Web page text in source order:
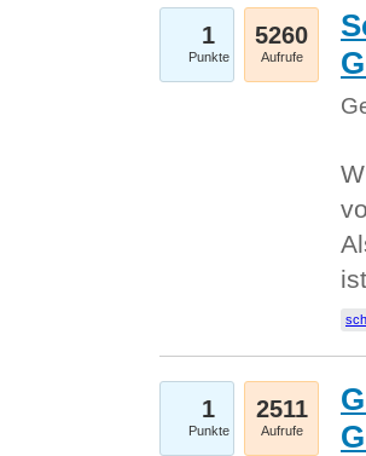
1
Punkte
5260
Aufrufe
1
Punkte
2511
Aufrufe